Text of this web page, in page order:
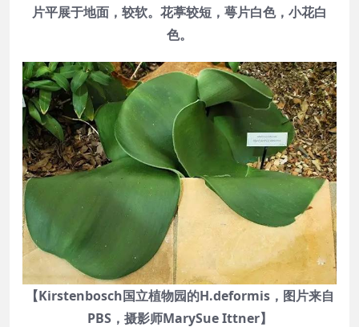
片平展于地面，较软。花葶较短，萼片白色，小花白
色。
【Kirstenbosch国立植物园的H.deformis，图片来自
PBS，摄影师MarySue Ittner】